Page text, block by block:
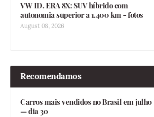
VW ID. ERA 8X: SUV híbrido com
autonomia superior a 1.400 km - fotos
August 08, 2026
Recomendamos
Carros mais vendidos no Brasil em julho
— dia 30